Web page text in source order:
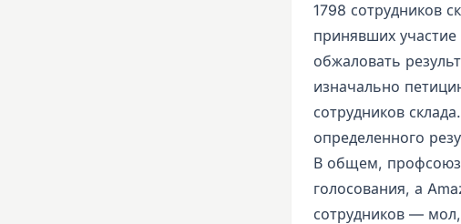
1798 сотрудников
принявших
обжаловать
изначально
сотрудников
определенного
В общем, профсоюз
голосования, а
сотрудников —